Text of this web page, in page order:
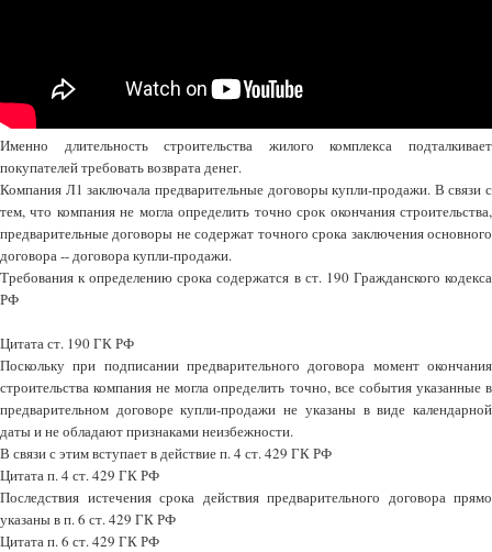
Именно длительность строительства жилого комплекса подталкивает
покупателей требовать возврата денег.
Компания Л1 заключала предварительные договоры купли-продажи. В связи с
тем, что компания не могла определить точно срок окончания строительства,
предварительные договоры не содержат точного срока заключения основного
договора -- договора купли-продажи.
Требования к определению срока содержатся в ст. 190 Гражданского кодекса
РФ
Цитата ст. 190 ГК РФ
Поскольку при подписании предварительного договора момент окончания
строительства компания не могла определить точно, все события указанные в
предварительном договоре купли-продажи не указаны в виде календарной
даты и не обладают признаками неизбежности.
В связи с этим вступает в действие п. 4 ст. 429 ГК РФ
Цитата п. 4 ст. 429 ГК РФ
Последствия истечения срока действия предварительного договора прямо
указаны в п. 6 ст. 429 ГК РФ
Цитата п. 6 ст. 429 ГК РФ